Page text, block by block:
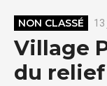
NON CLASSÉ 13
Village
du